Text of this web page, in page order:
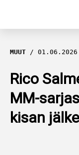
FORMULA 1
RALLI
KALLE
VALTTERI BOTTAS
MUUT 01.06.2026
Rico
MM-
kisan